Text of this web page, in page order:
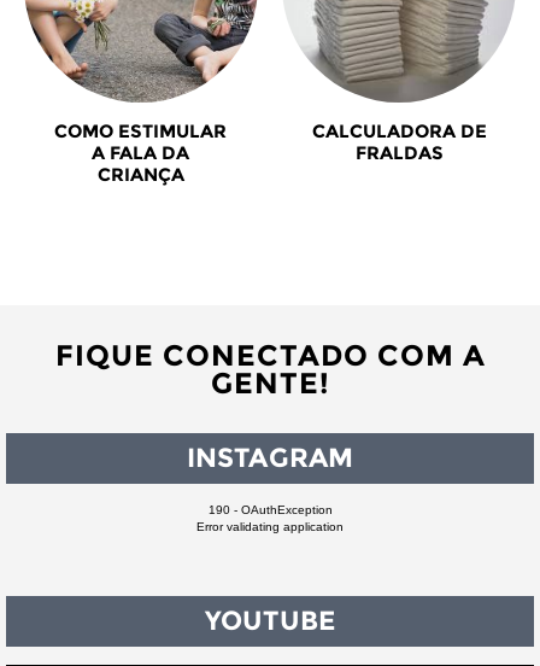
COMO ESTIMULAR
A FALA DA
CRIANÇA
CALCULADORA DE
FRALDAS
FIQUE CONECTADO COM A
GENTE!
INSTAGRAM
190 - OAuthException
Error validating application
YOUTUBE